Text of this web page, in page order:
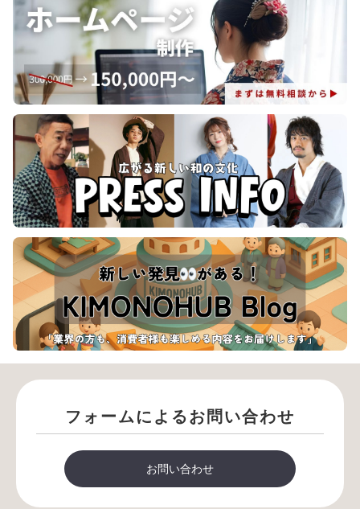
フォームによるお問い合わせ
お問い合わせ